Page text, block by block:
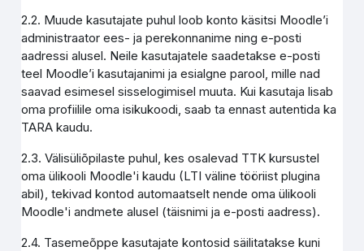
2.2. Muude kasutajate puhul loob konto käsitsi Moodle’i
administraator ees- ja perekonnanime ning e-posti
aadressi alusel. Neile kasutajatele saadetakse e-posti
teel Moodle’i kasutajanimi ja esialgne parool, mille nad
saavad esimesel sisselogimisel muuta. Kui kasutaja lisab
oma profiilile oma isikukoodi, saab ta ennast autentida ka
TARA kaudu.
2.3. Välisüliõpilaste puhul, kes osalevad TTK kursustel
oma ülikooli Moodle'i kaudu (LTI väline tööriist plugina
abil), tekivad kontod automaatselt nende oma ülikooli
Moodle'i andmete alusel (täisnimi ja e-posti aadress).
2.4. Tasemeõppe kasutajate kontosid säilitatakse kuni